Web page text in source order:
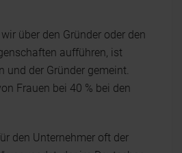
über den Gründer oder den
aufführen, ist
und der Gründer gemeint.
Frauen bei 40 % bei den
den Unternehmer oft der